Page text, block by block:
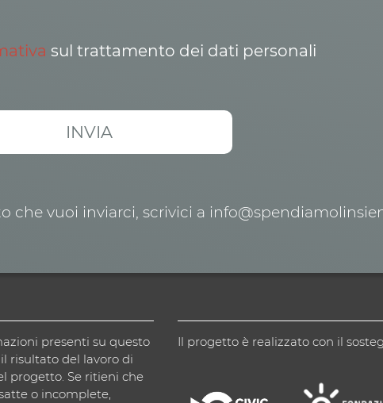
sul trattamento dei dati personali
che vuoi inviarci, scrivici a
presenti su questo
risultato del lavoro di
progetto. Se ritieni che
o incomplete,
Il progetto è realizzato con il